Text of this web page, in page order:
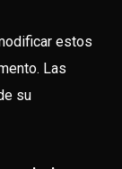
estos
Las
su